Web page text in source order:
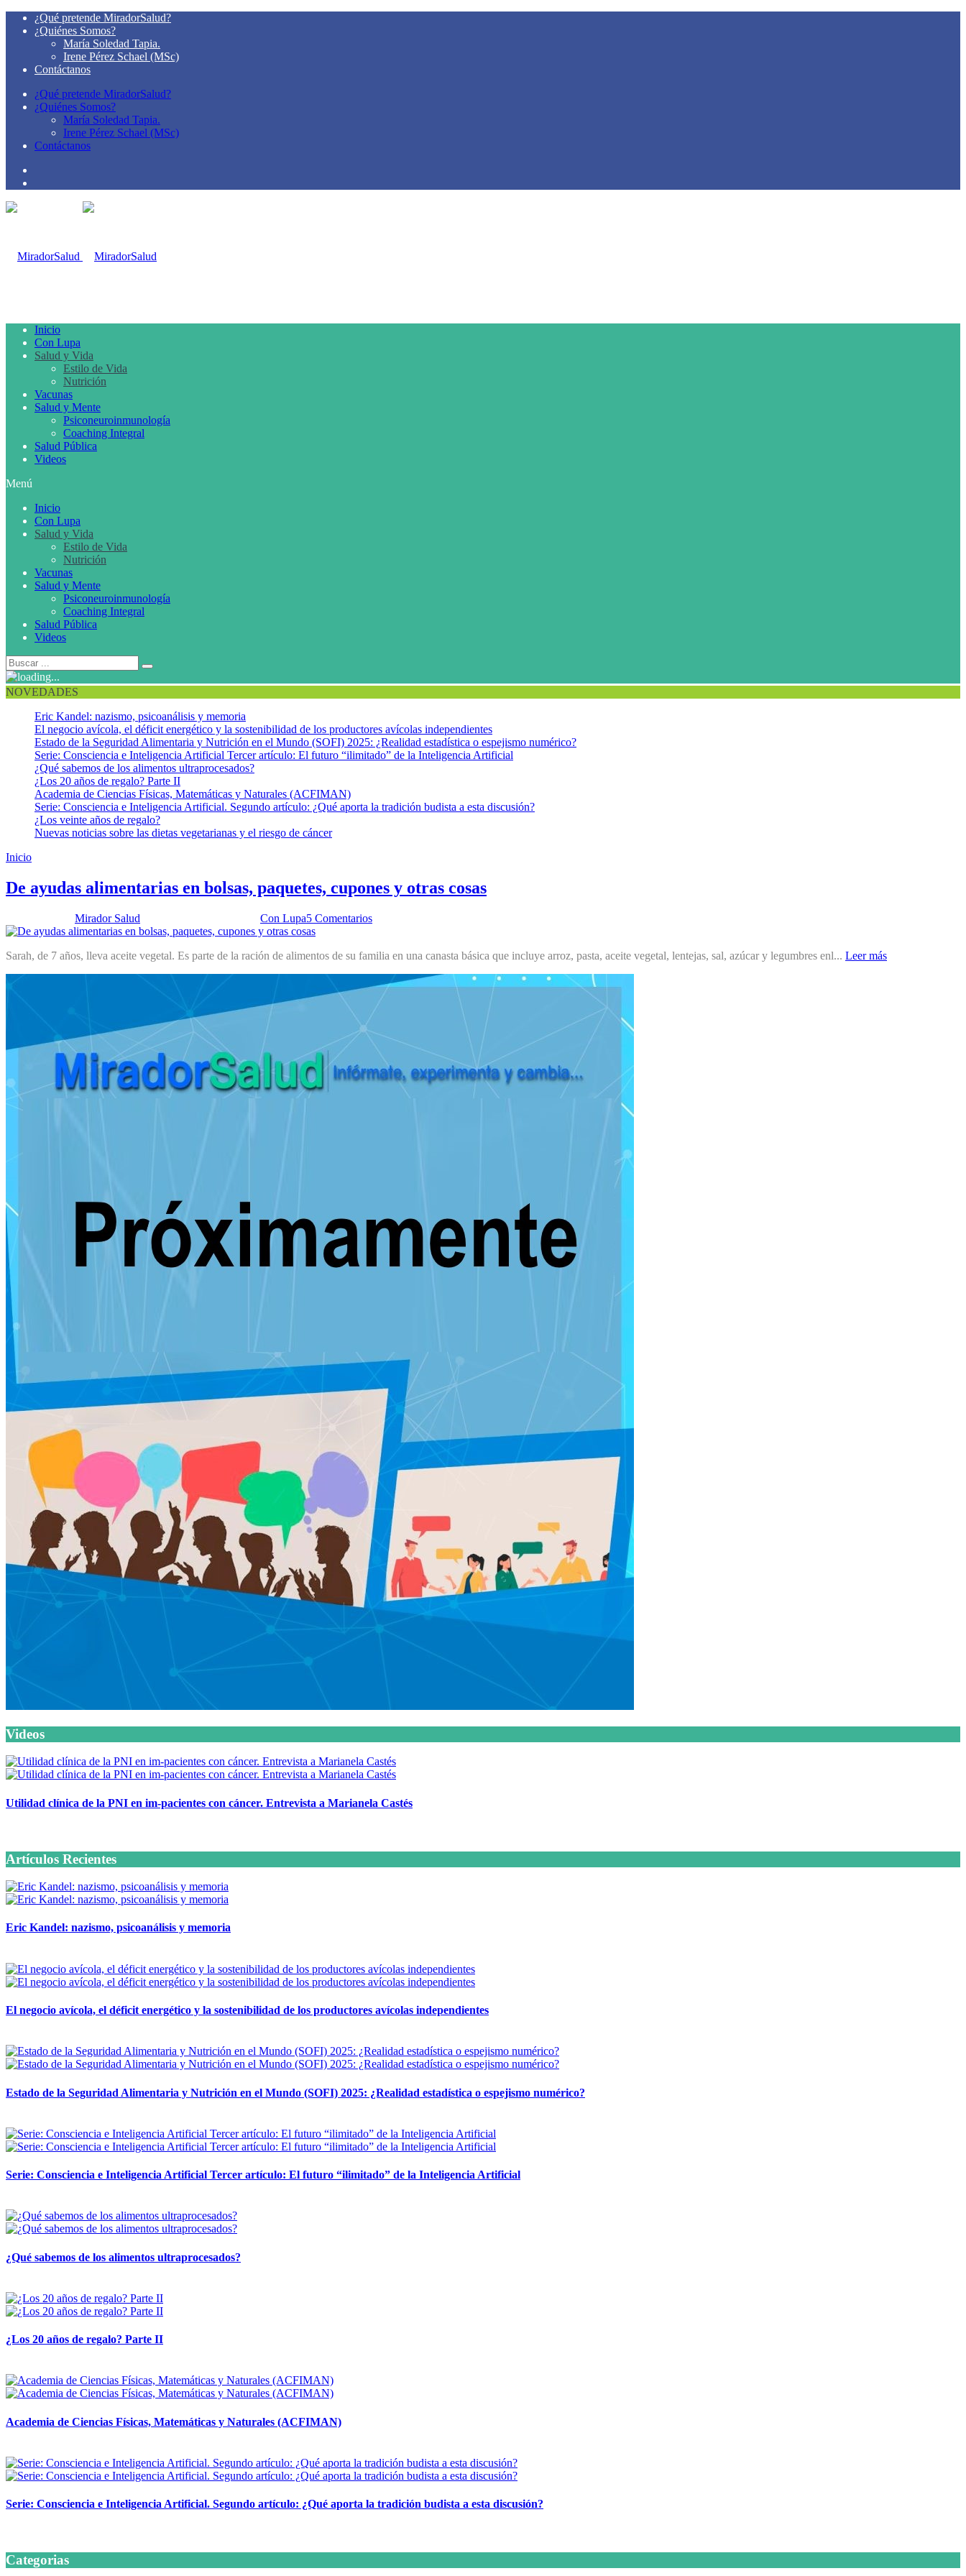
¿Qué pretende MiradorSalud?
¿Quiénes Somos?
María Soledad Tapia.
Irene Pérez Schael (MSc)
Contáctanos
¿Qué pretende MiradorSalud?
¿Quiénes Somos?
María Soledad Tapia.
Irene Pérez Schael (MSc)
Contáctanos
Inicio
Con Lupa
Salud y Vida
Estilo de Vida
Nutrición
Vacunas
Salud y Mente
Psiconeuroinmunología
Coaching Integral
Salud Pública
Videos
Menú
Inicio
Con Lupa
Salud y Vida
Estilo de Vida
Nutrición
Vacunas
Salud y Mente
Psiconeuroinmunología
Coaching Integral
Salud Pública
Videos
NOVEDADES
Eric Kandel: nazismo, psicoanálisis y memoria
El negocio avícola, el déficit energético y la sostenibilidad de los productores avícolas independientes
Estado de la Seguridad Alimentaria y Nutrición en el Mundo (SOFI) 2025: ¿Realidad estadística o espejismo numérico?
Serie: Consciencia e Inteligencia Artificial Tercer artículo: El futuro “ilimitado” de la Inteligencia Artificial
¿Qué sabemos de los alimentos ultraprocesados?
¿Los 20 años de regalo? Parte II
Academia de Ciencias Físicas, Matemáticas y Naturales (ACFIMAN)
Serie: Consciencia e Inteligencia Artificial. Segundo artículo: ¿Qué aporta la tradición budista a esta discusión?
¿Los veinte años de regalo?
Nuevas noticias sobre las dietas vegetarianas y el riesgo de cáncer
Inicio
De ayudas alimentarias en bolsas, paquetes, cupones y otras cosas
Mirador Salud Con Lupa5 Comentarios
Sarah, de 7 años, lleva aceite vegetal. Es parte de la ración de alimentos de su familia en una canasta básica que incluye arroz, pasta, aceite vegetal, lentejas, sal, azúcar y legumbres enl... Leer más
Videos
Utilidad clínica de la PNI en im-pacientes con cáncer. Entrevista a Marianela Castés
Artículos Recientes
Eric Kandel: nazismo, psicoanálisis y memoria
El negocio avícola, el déficit energético y la sostenibilidad de los productores avícolas independientes
Estado de la Seguridad Alimentaria y Nutrición en el Mundo (SOFI) 2025: ¿Realidad estadística o espejismo numérico?
Serie: Consciencia e Inteligencia Artificial Tercer artículo: El futuro “ilimitado” de la Inteligencia Artificial
¿Qué sabemos de los alimentos ultraprocesados?
¿Los 20 años de regalo? Parte II
Academia de Ciencias Físicas, Matemáticas y Naturales (ACFIMAN)
Serie: Consciencia e Inteligencia Artificial. Segundo artículo: ¿Qué aporta la tradición budista a esta discusión?
Categorias